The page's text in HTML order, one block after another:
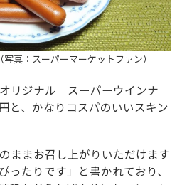
真：スーパーマーケットファン）
リジナル スーパーウインナ
と、かなりコスパのいいスキン
ままお召し上がりいただけます
ったりです」と書かれており、